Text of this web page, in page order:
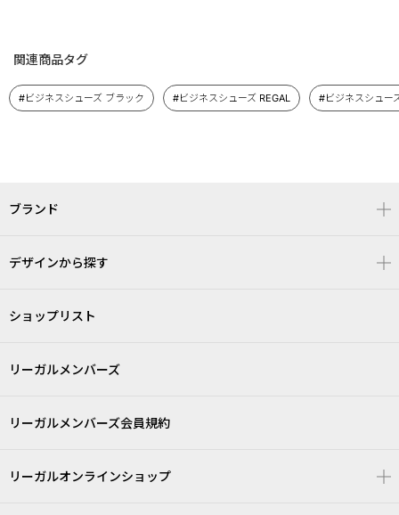
関連商品タグ
#ビジネスシューズ ブラック #ビジネスシューズ REGAL #ビジネスシュー
ブランド
デザインから探す
ショップリスト
リーガルメンバーズ
リーガルメンバーズ会員規約
リーガルオンラインショップ